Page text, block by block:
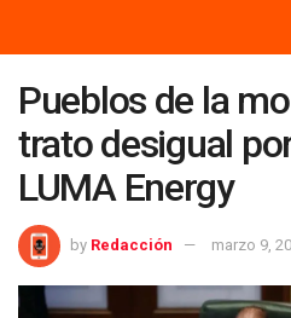
Pueblos de la
trato desigual
LUMA Energy
by Redacción marzo 9,